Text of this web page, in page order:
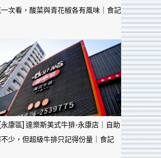
次看，酸菜與青花椒各有風味｜食記
康區] 達樂斯美式牛排-永康店｜自助
少，但超級牛排只記得份量｜食記